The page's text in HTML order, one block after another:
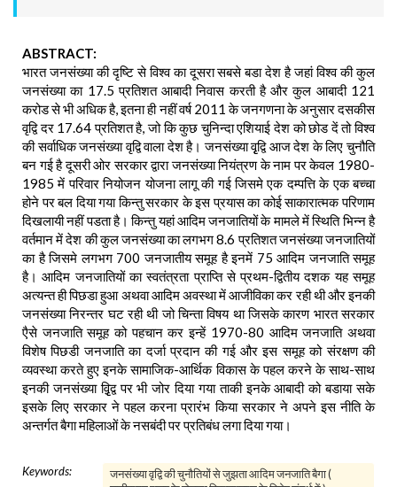
ABSTRACT:
भारत जनसंख्या की दृष्टि से विश्व का दूसरा सबसे बडा देश है जहां विश्व की कुल
जनसंख्या का 17.5 प्रतिशत आबादी निवास करती है और कुल आबादी 121
करोड से भी अधिक है, इतना ही नहीं वर्ष 2011 के जनगणना के अनुसार दसकीस
वृद्वि दर 17.64 प्रतिशत है, जो कि कुछ चुनिन्दा एशियाई देश को छोड दें तो विश्व
की सर्वाधिक जनसंख्या वृद्वि वाला देश है। जनसंख्या वृृद्वि आज देश के लिए चुनौति
बन गई है दूसरी ओर सरकार द्वारा जनसंख्या नियंत्रण के नाम पर केवल 1980-
1985 में परिवार नियोजन योजना लागू की गई जिसमे एक दम्पत्ति के एक बच्चा
होने पर बल दिया गया किन्तु सरकार के इस प्रयास का कोई साकारात्मक परिणाम
दिखलायी नहीं पडता है। किन्तु यहां आदिम जनजातियों के मामले में स्थिति भिन्न है
वर्तमान में देश की कुल जनसंख्या का लगभग 8.6 प्रतिशत जनसंख्या जनजातियों
का है जिसमे लगभग 700 जनजातीय समूह है इनमें 75 आदिम जनजाति समूह
है। आदिम जनजातियों का स्वतंत्रता प्राप्ति से प्रथम-द्वितीय दशक यह समूह
अत्यन्त ही पिछडा हुआ अथवा आदिम अवस्था में आजीविका कर रही थी और इनकी
जनसंख्या निरन्तर घट रही थी जो चिन्ता विषय था जिसके कारण भारत सरकार
एैसे जनजाति समूह को पहचान कर इन्हें 1970-80 आदिम जनजाति अथवा
विशेष पिछडी जनजाति का दर्जा प्रदान की गई और इस समूह को संरक्षण की
व्यवस्था करते हुए इनके सामाजिक-आर्थिक विकास के पहल करने के साथ-साथ
इनकी जनसंख्या वृृ़िद्व पर भी जोर दिया गया ताकी इनके आबादी को बडाया सके
इसके लिए सरकार ने पहल करना प्रारंभ किया सरकार ने अपने इस नीति के
अन्तर्गत बैगा महिलाओं के नसबंदी पर प्रतिबंध लगा दिया गया।
Keywords:
जनसंख्या वृद्वि की चुनौतियों से जुझता आदिम जनजाति बैगा (